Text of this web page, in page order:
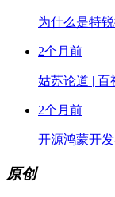
为什么是特
2个月前
姑苏论道 |
2个月前
开源鸿蒙开
原创